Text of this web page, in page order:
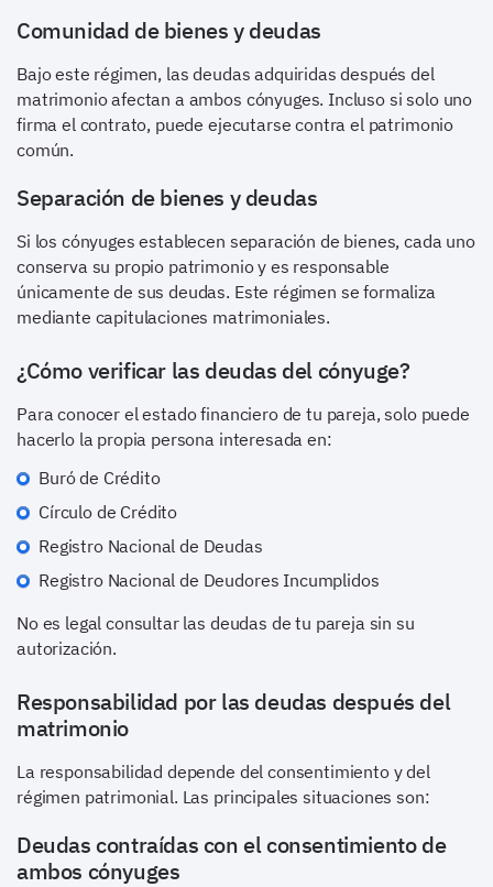
Comunidad de bienes y deudas
Bajo este régimen, las deudas adquiridas después del
matrimonio afectan a ambos cónyuges. Incluso si solo uno
firma el contrato, puede ejecutarse contra el patrimonio
común.
Separación de bienes y deudas
Si los cónyuges establecen separación de bienes, cada uno
conserva su propio patrimonio y es responsable
únicamente de sus deudas. Este régimen se formaliza
mediante capitulaciones matrimoniales.
¿Cómo verificar las deudas del cónyuge?
Para conocer el estado financiero de tu pareja, solo puede
hacerlo la propia persona interesada en:
Buró de Crédito
Círculo de Crédito
Registro Nacional de Deudas
Registro Nacional de Deudores Incumplidos
No es legal consultar las deudas de tu pareja sin su
autorización.
Responsabilidad por las deudas después del
matrimonio
La responsabilidad depende del consentimiento y del
régimen patrimonial. Las principales situaciones son:
Deudas contraídas con el consentimiento de
ambos cónyuges